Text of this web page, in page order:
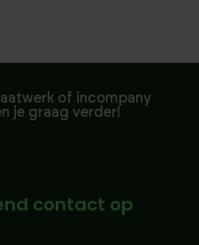
of incompany
je graag verder!
contact op